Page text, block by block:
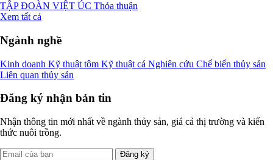
TẬP ĐOÀN VIỆT ÚC Thỏa thuận
Xem tất cả
Ngành nghề
Kinh doanh Kỹ thuật tôm Kỹ thuật cá Nghiên cứu Chế biến thủy sản
Liên quan thủy sản
Đăng ký nhận bản tin
Nhận thông tin mới nhất về ngành thủy sản, giá cả thị trường và kiến
thức nuôi trồng.
Đăng ký